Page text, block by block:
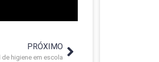
PRÓXIMO
higiene em escola